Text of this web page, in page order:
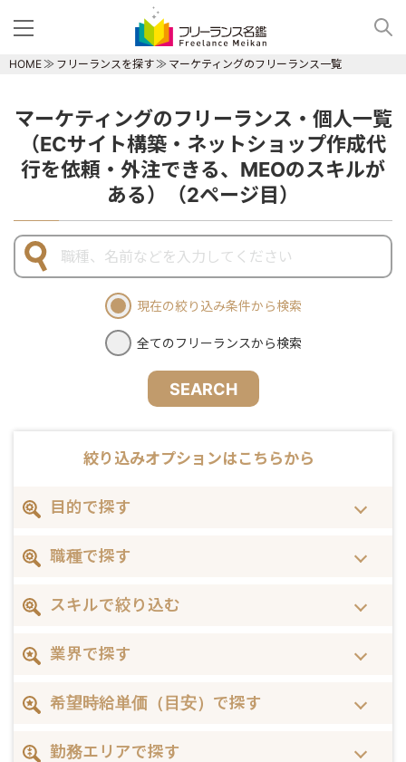
HOME フリーランスを探す マーケティングのフリーランス一覧
マーケティングのフリーランス・個人一覧
（ECサイト構築・ネットショップ作成代
行を依頼・外注できる、MEOのスキルが
ある）（2ページ目）
現在の絞り込み条件から検索
全てのフリーランスから検索
SEARCH
絞り込みオプションはこちらから
目的で探す
職種で探す
スキルで絞り込む
業界で探す
希望時給単価（目安）で探す
勤務エリアで探す